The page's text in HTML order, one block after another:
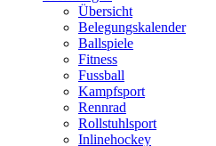
Übersicht
Belegungskalender
Ballspiele
Fitness
Fussball
Kampfsport
Rennrad
Rollstuhlsport
Inlinehockey